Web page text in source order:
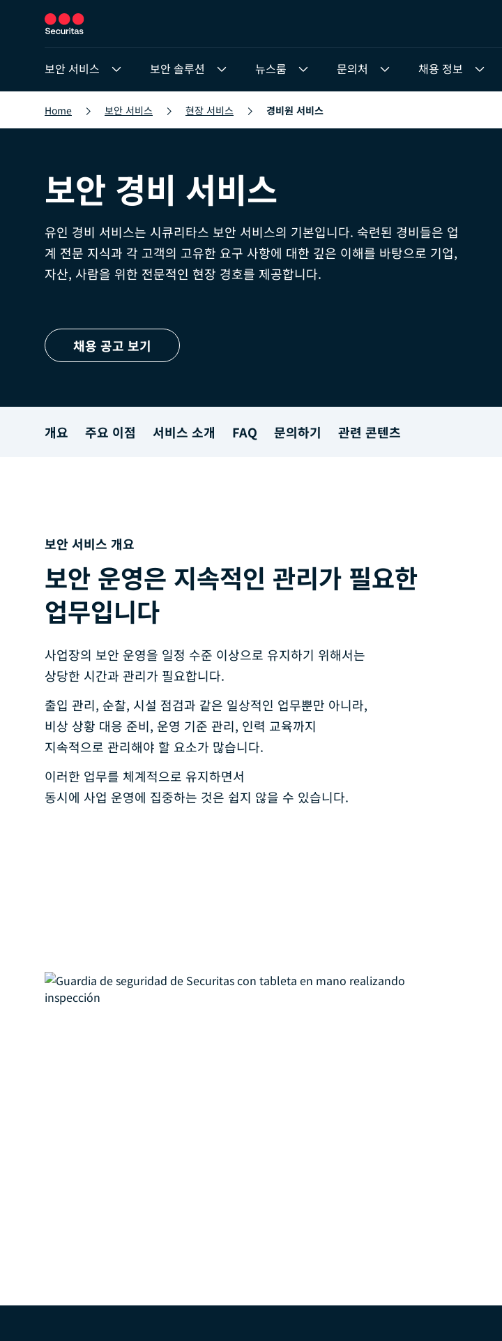
보안 서비스 보안 솔루션 뉴스룸 문의처 채용 정보
Home 보안 서비스 현장 서비스 경비원 서비스
보안 경비 서비스
유인 경비 서비스는 시큐리타스 보안 서비스의 기본입니다. 숙련된 경비들은 업
계 전문 지식과 각 고객의 고유한 요구 사항에 대한 깊은 이해를 바탕으로 기업,
자산, 사람을 위한 전문적인 현장 경호를 제공합니다.
채용 공고 보기
개요 주요 이점 서비스 소개 FAQ 문의하기 관련 콘텐츠
보안 서비스 개요
보안 운영은 지속적인 관리가 필요한
업무입니다
사업장의 보안 운영을 일정 수준 이상으로 유지하기 위해서는
상당한 시간과 관리가 필요합니다.
출입 관리, 순찰, 시설 점검과 같은 일상적인 업무뿐만 아니라,
비상 상황 대응 준비, 운영 기준 관리, 인력 교육까지
지속적으로 관리해야 할 요소가 많습니다.
이러한 업무를 체계적으로 유지하면서
동시에 사업 운영에 집중하는 것은 쉽지 않을 수 있습니다.